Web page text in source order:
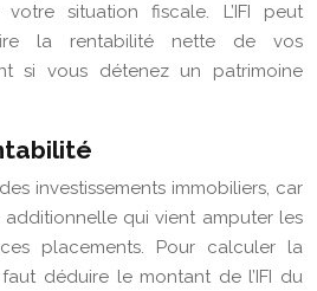
situation fiscale. L’IFI peut
la rentabilité nette de vos
si vous détenez un patrimoine
investissements immobiliers, car
qui vient amputer les
placements. Pour calculer la
faut déduire le montant de l’IFI du